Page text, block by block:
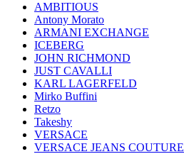
AMBITIOUS
Antony Morato
ARMANI EXCHANGE
ICEBERG
JOHN RICHMOND
JUST CAVALLI
KARL LAGERFELD
Mirko Buffini
Retzo
Takeshy
VERSACE
VERSACE JEANS COUTURE